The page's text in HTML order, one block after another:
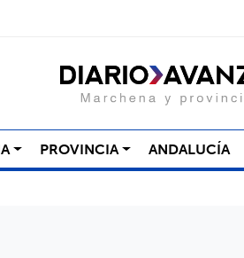
PROVINCIA ANDALUCÍA